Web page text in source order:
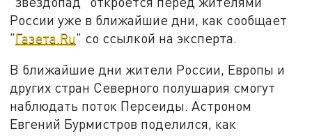
России уже в ближайшие дни, как сообщает
"Газета.Ru" со ссылкой на эксперта.
В ближайшие дни жители России, Европы и
других стран Северного полушария смогут
наблюдать поток Персеиды. Астроном
Евгений Бурмистров поделился, как